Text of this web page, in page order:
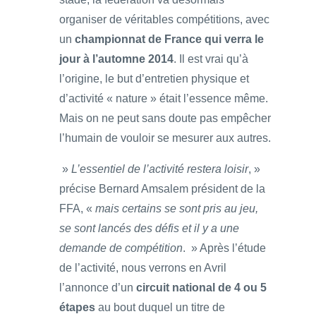
organiser de véritables compétitions, avec
un championnat de France qui verra le
jour à l’automne 2014. Il est vrai qu’à
l’origine, le but d’entretien physique et
d’activité « nature » était l’essence même.
Mais on ne peut sans doute pas empêcher
l’humain de vouloir se mesurer aux autres.
» L’essentiel de l’activité restera loisir, »
précise Bernard Amsalem président de la
FFA, « mais certains se sont pris au jeu,
se sont lancés des défis et il y a une
demande de compétition. » Après l’étude
de l’activité, nous verrons en Avril
l’annonce d’un circuit national de 4 ou 5
étapes au bout duquel un titre de